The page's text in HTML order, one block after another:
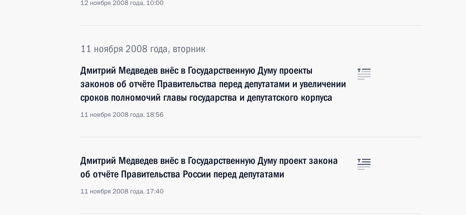
12 ноября 2008 года, 10:00
11 ноября 2008 года, вторник
Дмитрий Медведев внёс в Государственную Думу проекты
законов об отчёте Правительства перед депутатами и увеличении
сроков полномочий главы государства и депутатского корпуса
11 ноября 2008 года, 18:56
Дмитрий Медведев внёс в Государственную Думу проект закона
об отчёте Правительства России перед депутатами
11 ноября 2008 года, 17:40